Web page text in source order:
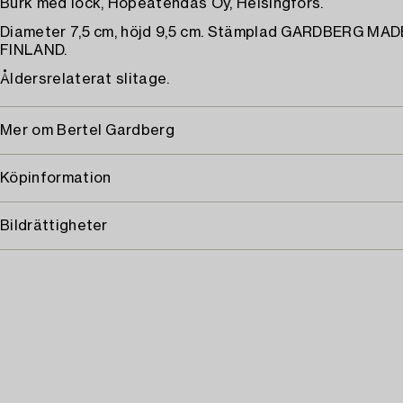
Burk med lock, Hopeatehdas Oy, Helsingfors.
Diameter 7,5 cm, höjd 9,5 cm. Stämplad GARDBERG
FINLAND.
Åldersrelaterat slitage.
Mer om Bertel Gardberg
Köpinformation
Bildrättigheter